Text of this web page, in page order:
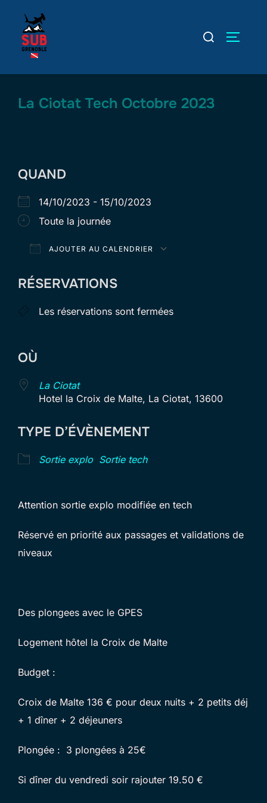
contenu
Rechercher :
La Ciotat Tech Octobre 2023
QUAND
14/10/2023 - 15/10/2023
Toute la journée
AJOUTER AU CALENDRIER
RÉSERVATIONS
Les réservations sont fermées
OÙ
La Ciotat
Hotel la Croix de Malte, La Ciotat, 13600
TYPE D’ÉVÈNEMENT
Sortie explo Sortie tech
Attention sortie explo modifiée en tech
Réservé en priorité aux passages et validations de
niveaux
Des plongees avec le GPES
Logement hôtel la Croix de Malte
Budget :
Croix de Malte 136 € pour deux nuits + 2 petits déj
+ 1 dîner + 2 déjeuners
Plongée : 3 plongées à 25€
Si dîner du vendredi soir rajouter 19.50 €